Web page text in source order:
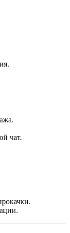
чат.